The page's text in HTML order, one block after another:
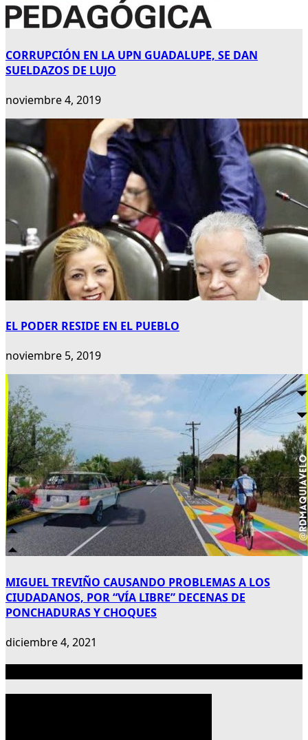
CORRUPCIÓN EN LA UPN GUADALUPE, SE DAN
SUELDAZOS DE LUJO
noviembre 4, 2019
EL PODER RESIDE EN EL PUEBLO
noviembre 5, 2019
MIGUEL TREVIÑO CAUSANDO PROBLEMAS A LOS
CIUDADANOS, POR “VÍA LIBRE” DECENAS DE
PONCHADURAS Y CHOQUES
diciembre 4, 2021